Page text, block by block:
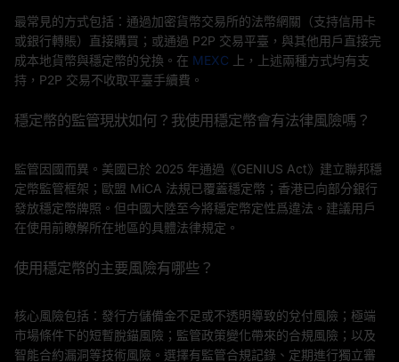
最常見的方式包括：通過加密貨幣交易所的法幣網關（支持信用卡
或銀行轉賬）直接購買；或通過 P2P 交易平臺，與其他用戶直接完
成本地貨幣與穩定幣的兌換。在 MEXC 上，上述兩種方式均有支
持，P2P 交易不收取平臺手續費。
穩定幣的監管現狀如何？我使用穩定幣會有法律風險嗎？
監管因國而異。美國已於 2025 年通過《GENIUS Act》建立聯邦穩
定幣監管框架；歐盟 MiCA 法規已覆蓋穩定幣；香港已向部分銀行
發放穩定幣牌照。但中國大陸至今將穩定幣定性爲違法。建議用戶
在使用前瞭解所在地區的具體法律規定。
使用穩定幣的主要風險有哪些？
核心風險包括：發行方儲備金不足或不透明導致的兌付風險；極端
市場條件下的短暫脫錨風險；監管政策變化帶來的合規風險；以及
智能合約漏洞等技術風險。選擇有監管合規記錄、定期進行獨立審